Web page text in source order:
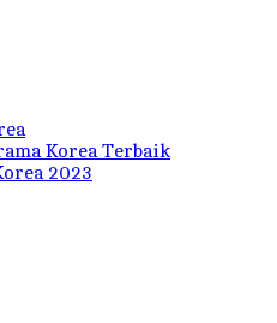
Korea Terbaik
2023